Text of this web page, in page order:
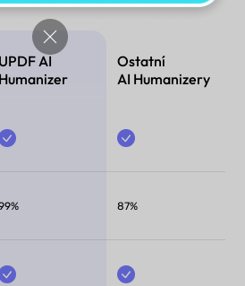
UPDF AI
Humanizer
Ostatní
AI Humanizery
87%